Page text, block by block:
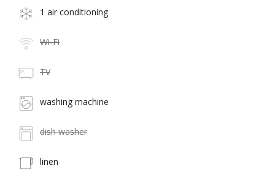
1 air conditioning
Wi-Fi
TV
washing machine
dish washer
linen